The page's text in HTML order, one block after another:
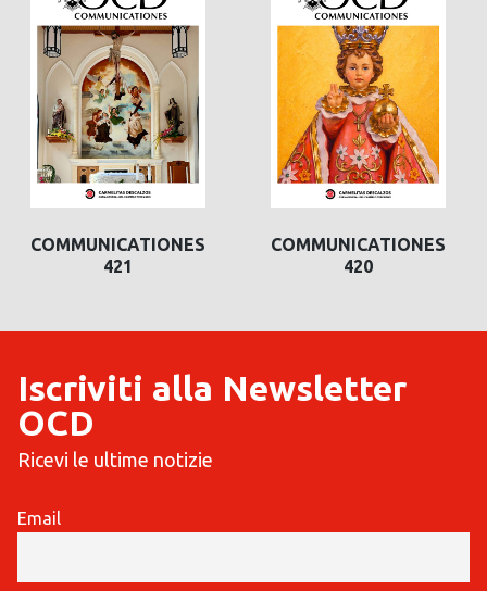
COMMUNICATIONES
421
COMMUNICATIONES
420
Iscriviti alla Newsletter
OCD
Ricevi le ultime notizie
Email